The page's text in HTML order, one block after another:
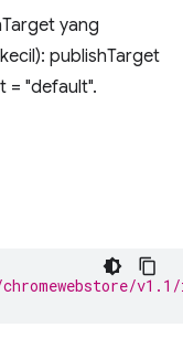
yang
publishTarget
= "default".
chromewebstore/